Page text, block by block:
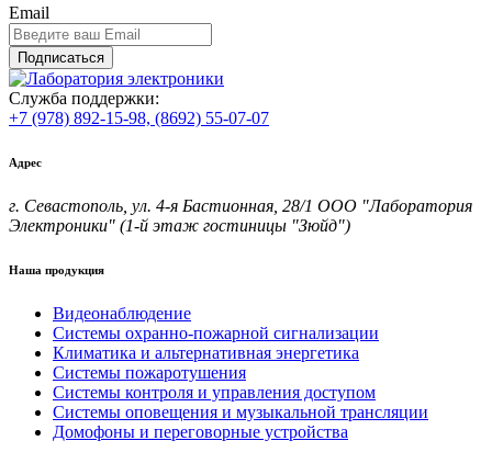
Email
Подписаться
Служба поддержки:
+7 (978) 892-15-98, (8692) 55-07-07
Адрес
г. Севастополь, ул. 4-я Бастионная, 28/1 ООО "Лаборатория
Электроники" (1-й этаж гостиницы "Зюйд")
Наша продукция
Видеонаблюдение
Системы охранно-пожарной сигнализации
Климатика и альтернативная энергетика
Системы пожаротушения
Системы контроля и управления доступом
Системы оповещения и музыкальной трансляции
Домофоны и переговорные устройства